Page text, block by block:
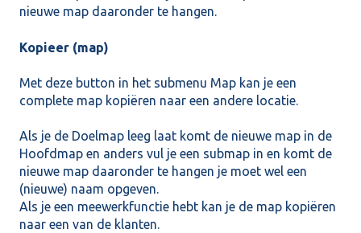
nieuwe map daaronder te hangen.
Kopieer (map)
Met deze button in het submenu Map kan je een
complete map kopiëren naar een andere locatie.
Als je de Doelmap leeg laat komt de nieuwe map in de
Hoofdmap en anders vul je een submap in en komt de
nieuwe map daaronder te hangen je moet wel een
(nieuwe) naam opgeven.
Als je een meewerkfunctie hebt kan je de map kopiëren
naar een van de klanten.